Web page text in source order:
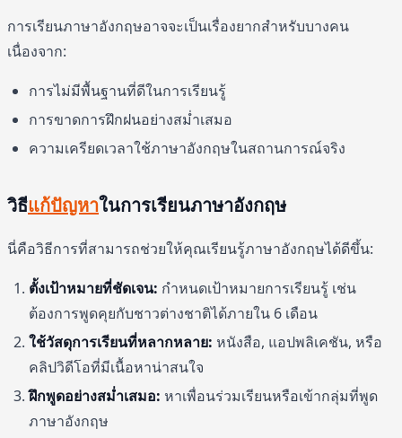
การเรียนภาษาอังกฤษอาจจะเป็นเรื่องยากสำหรับบางคน
เนื่องจาก:
การไม่มีพื้นฐานที่ดีในการเรียนรู้
การขาดการฝึกฝนอย่างสม่ำเสมอ
ความเครียดเวลาใช้ภาษาอังกฤษในสถานการณ์จริง
วิธีแก้ปัญหาในการเรียนภาษาอังกฤษ
นี่คือวิธีการที่สามารถช่วยให้คุณเรียนรู้ภาษาอังกฤษได้ดีขึ้น:
ตั้งเป้าหมายที่ชัดเจน: กำหนดเป้าหมายการเรียนรู้ เช่น
ต้องการพูดคุยกับชาวต่างชาติได้ภายใน 6 เดือน
ใช้วัสดุการเรียนที่หลากหลาย: หนังสือ, แอปพลิเคชัน, หรือ
คลิปวิดีโอที่มีเนื้อหาน่าสนใจ
ฝึกพูดอย่างสม่ำเสมอ: หาเพื่อนร่วมเรียนหรือเข้ากลุ่มที่พูด
ภาษาอังกฤษ